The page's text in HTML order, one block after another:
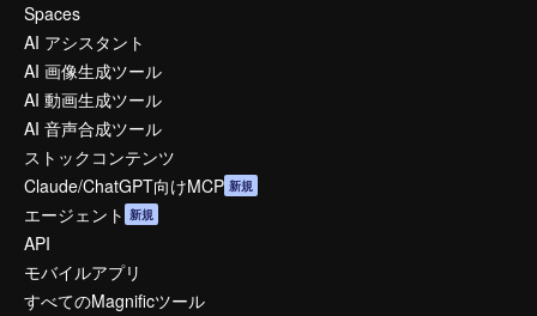
Spaces
AI アシスタント
AI 画像生成ツール
AI 動画生成ツール
AI 音声合成ツール
ストックコンテンツ
Claude/ChatGPT向けMCP 新規
エージェント 新規
API
モバイルアプリ
すべてのMagnificツール